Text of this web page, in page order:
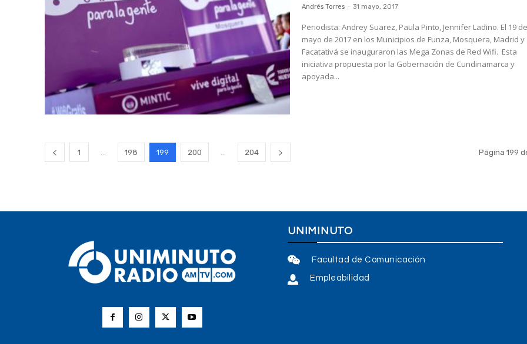
Andrés Torres - 31 mayo, 2017
Periodista: Andrey Suarez, Paula Pinto, Jennifer Ladino. El 19 de
mayo de 2017 en los Municipios de Funza, Mosquera, Madrid y
Facatativá se inauguraron las Mega Zonas de Red Wifi. Esta
iniciativa propuesta por la Gobernación de Cundinamarca y
apoyada...
1 198 199 200 204 Página 199
UNIMINUTO
Facultad de Comunicación
Empleabilidad